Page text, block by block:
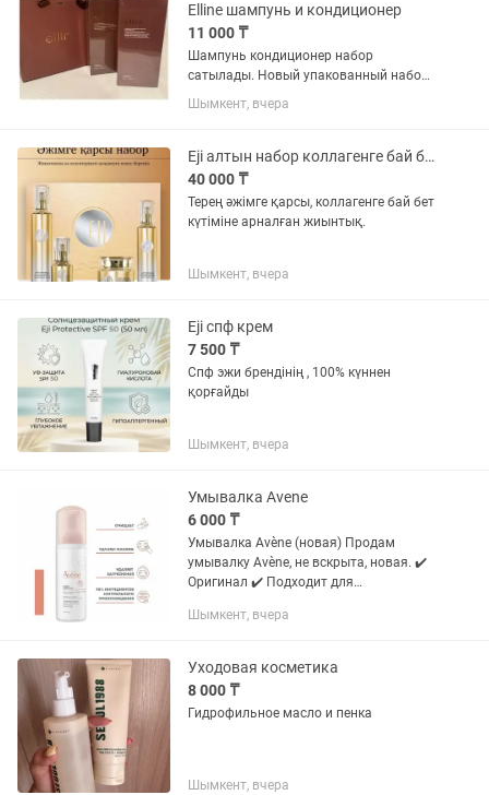
Elline шампунь и кондиционер
11 000 ₸
Шампунь кондиционер набор
сатылады. Новый упакованный набор
с подарочным пакетом. Для всех типов
волос. Бренд Elline. Доставка
Шымкент, вчера
Eji алтын набор коллагенге бай бет күтіміне арналған жиынтық
40 000 ₸
Терең әжімге қарсы, коллагенге бай бет
күтіміне арналған жиынтық.
Шымкент, вчера
Eji спф крем
7 500 ₸
Спф эжи брендінің , 100% күннен
қорғайды
Шымкент, вчера
Умывалка Avene
6 000 ₸
Умывалка Avène (новая) Продам
умывалку Avène, не вскрыта, новая. ✔️
Оригинал ✔️ Подходит для
очищает 💰 Цена: 6000 тг 📍 Шымкент
Шымкент, вчера
Уходовая косметика
8 000 ₸
Гидрофильное масло и пенка
Шымкент, вчера